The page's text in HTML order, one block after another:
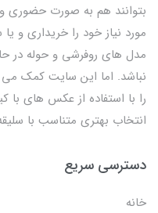
بتوانند هم به صورت
مورد نیاز خود را خریداری و
مدل های روفرشی و حوله در
نباشد. اما این سایت کمک می
را با استفاده از عکس های با
انتخاب بهتری متناسب با
دسترسی سریع
خانه